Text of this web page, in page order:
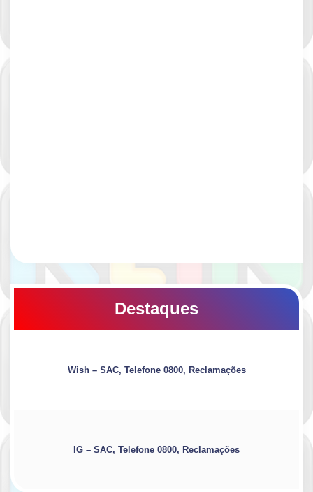
Destaques
Wish – SAC, Telefone 0800, Reclamações
IG – SAC, Telefone 0800, Reclamações